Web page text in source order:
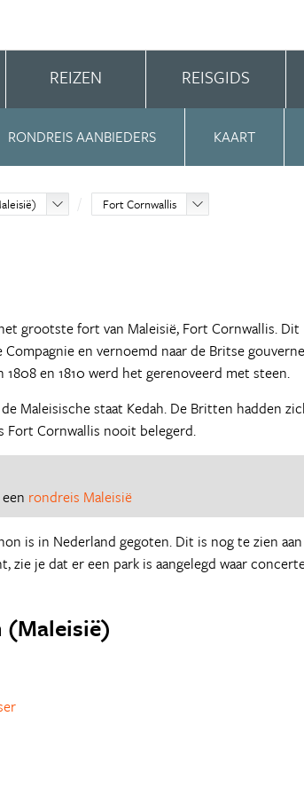
REIZEN REISGIDS
RONDREIS AANBIEDERS KAART
Fort Cornwallis
grootste fort van Maleisië, Fort Cornwallis. Dit
en vernoemd naar de Britse
en 1810 werd het gerenoveerd met steen.
Maleisische staat Kedah. De Britten hadden
Fort Cornwallis nooit belegerd.
rondreis Maleisië
is in Nederland gegoten. Dit is nog te zien aan
zie je dat er een park is aangelegd waar
(Maleisië)